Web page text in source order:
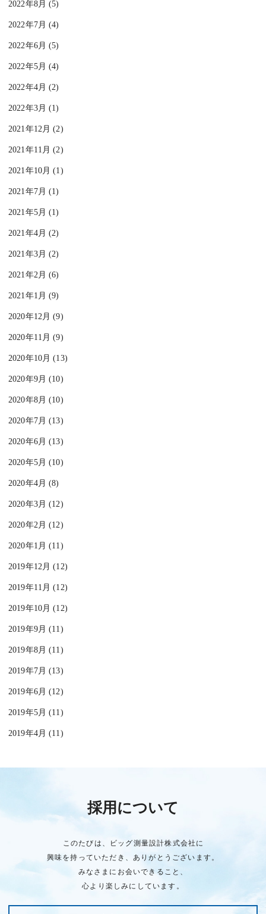
2022年8月 (5)
2022年7月 (4)
2022年6月 (5)
2022年5月 (4)
2022年4月 (2)
2022年3月 (1)
2021年12月 (2)
2021年11月 (2)
2021年10月 (1)
2021年7月 (1)
2021年5月 (1)
2021年4月 (2)
2021年3月 (2)
2021年2月 (6)
2021年1月 (9)
2020年12月 (9)
2020年11月 (9)
2020年10月 (13)
2020年9月 (10)
2020年8月 (10)
2020年7月 (13)
2020年6月 (13)
2020年5月 (10)
2020年4月 (8)
2020年3月 (12)
2020年2月 (12)
2020年1月 (11)
2019年12月 (12)
2019年11月 (12)
2019年10月 (12)
2019年9月 (11)
2019年8月 (11)
2019年7月 (13)
2019年6月 (12)
2019年5月 (11)
2019年4月 (11)
採用について
このたびは、ビッグ測量設計株式会社に
興味を持っていただき、ありがとうございます。
みなさまにお会いできること、
心より楽しみにしています。